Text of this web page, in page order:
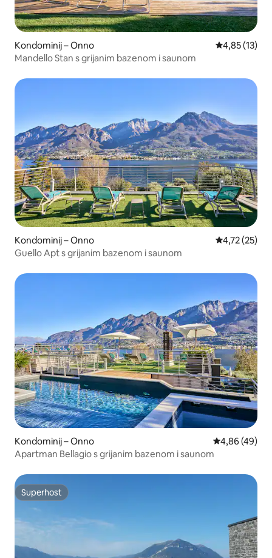
Kondominij – Onno Prosječna
4,85 (13)
Mandello Stan s grijanim bazenom i saunom
Kondominij – Onno Prosječna
4,72 (25)
Guello Apt s grijanim bazenom i saunom
Kondominij – Onno Prosječna
4,86 (49)
Apartman Bellagio s grijanim bazenom i saunom
Superhost
Superhost